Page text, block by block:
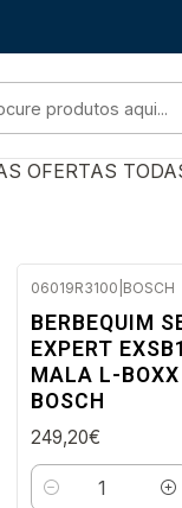
OFERTAS
06019R3100 BOSCH
BERBEQUIM
EXPERT
MALA L-
BOSCH
249,20€
Quantidade